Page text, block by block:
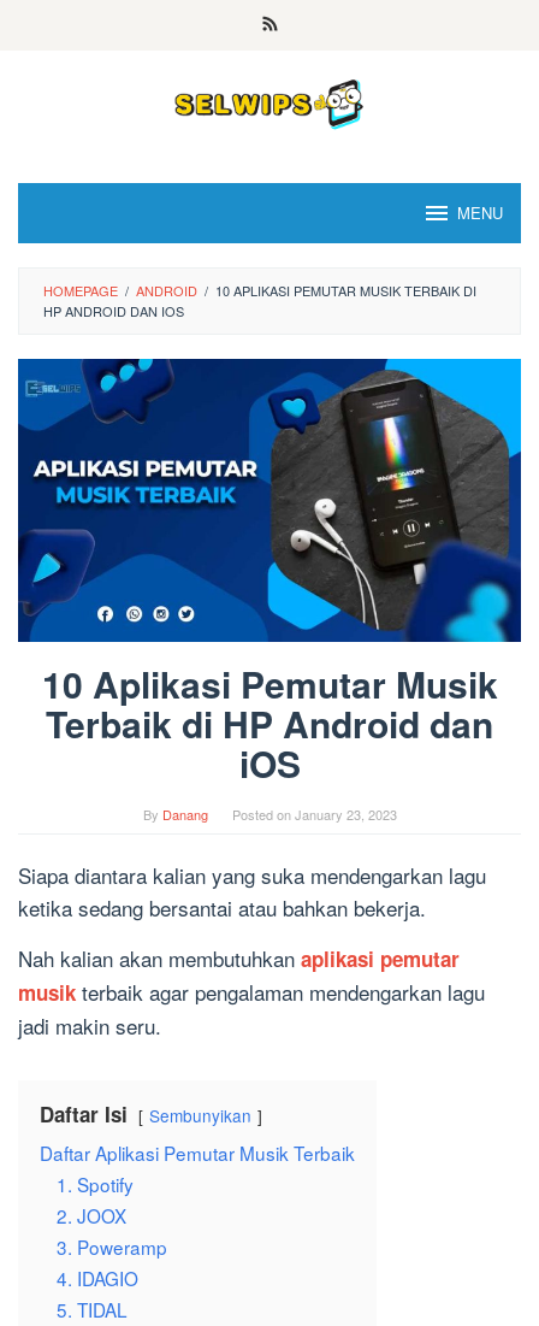
MENU
HOMEPAGE / ANDROID / 10 APLIKASI PEMUTAR MUSIK TERBAIK DI
HP ANDROID DAN IOS
10 Aplikasi Pemutar Musik
Terbaik di HP Android dan
iOS
By Danang Posted onJanuary 23, 2023
Siapa diantara kalian yang suka mendengarkan lagu
ketika sedang bersantai atau bahkan bekerja.
Nah kalian akan membutuhkan aplikasi pemutar
musik terbaik agar pengalaman mendengarkan lagu
jadi makin seru.
Daftar Isi Sembunyikan
Daftar Aplikasi Pemutar Musik Terbaik
1. Spotify
2. JOOX
3. Poweramp
4. IDAGIO
5. TIDAL